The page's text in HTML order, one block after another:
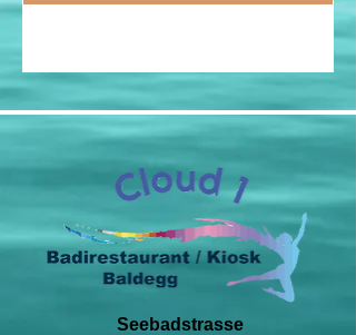
Seebadstrasse